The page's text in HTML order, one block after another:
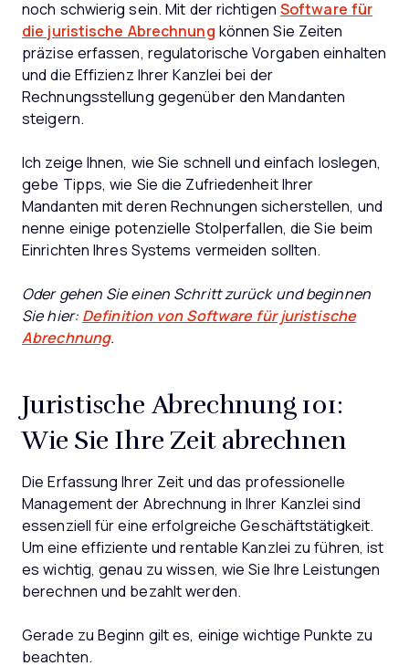
noch schwierig sein. Mit der richtigen Software für
die juristische Abrechnung können Sie Zeiten
präzise erfassen, regulatorische Vorgaben einhalten
und die Effizienz Ihrer Kanzlei bei der
Rechnungsstellung gegenüber den Mandanten
steigern.
Ich zeige Ihnen, wie Sie schnell und einfach loslegen,
gebe Tipps, wie Sie die Zufriedenheit Ihrer
Mandanten mit deren Rechnungen sicherstellen, und
nenne einige potenzielle Stolperfallen, die Sie beim
Einrichten Ihres Systems vermeiden sollten.
Oder gehen Sie einen Schritt zurück und beginnen
Sie hier: Definition von Software für juristische
Abrechnung.
Juristische Abrechnung 101:
Wie Sie Ihre Zeit abrechnen
Die Erfassung Ihrer Zeit und das professionelle
Management der Abrechnung in Ihrer Kanzlei sind
essenziell für eine erfolgreiche Geschäftstätigkeit.
Um eine effiziente und rentable Kanzlei zu führen, ist
es wichtig, genau zu wissen, wie Sie Ihre Leistungen
berechnen und bezahlt werden.
Gerade zu Beginn gilt es, einige wichtige Punkte zu
beachten.